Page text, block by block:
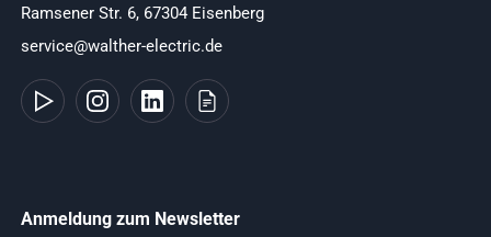
Ramsener Str. 6, 67304 Eisenberg
service@walther-electric.de
Anmeldung zum Newsletter